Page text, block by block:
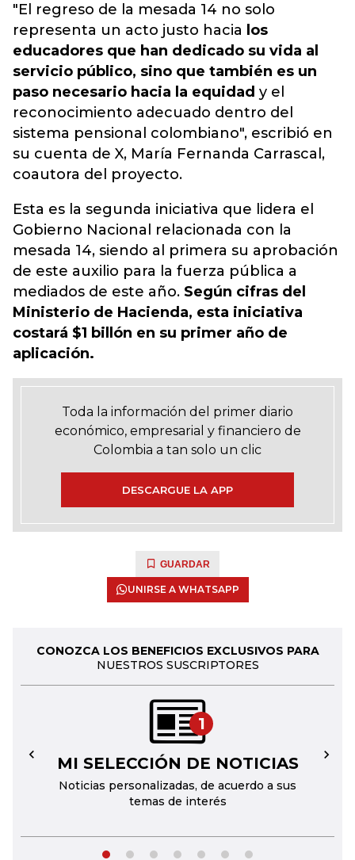
"El regreso de la mesada 14 no solo
representa un acto justo hacia los
educadores que han dedicado su vida al
servicio público, sino que también es un
paso necesario hacia la equidad y el
reconocimiento adecuado dentro del
sistema pensional colombiano", escribió en
su cuenta de X, María Fernanda Carrascal,
coautora del proyecto.
Esta es la segunda iniciativa que lidera el
Gobierno Nacional relacionada con la
mesada 14, siendo al primera su aprobación
de este auxilio para la fuerza pública a
mediados de este año. Según cifras del
Ministerio de Hacienda, esta iniciativa
costará $1 billón en su primer año de
aplicación.
Toda la información del primer diario
económico, empresarial y financiero de
Colombia a tan solo un clic
DESCARGUE LA APP
GUARDAR
UNIRSE A WHATSAPP
CONOZCA LOS BENEFICIOS EXCLUSIVOS PARA
NUESTROS SUSCRIPTORES
1
MI SELECCIÓN DE NOTICIAS
Noticias personalizadas, de acuerdo a sus
temas de interés
← →